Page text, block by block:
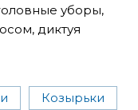
уборы,
диктуя
Козырьки